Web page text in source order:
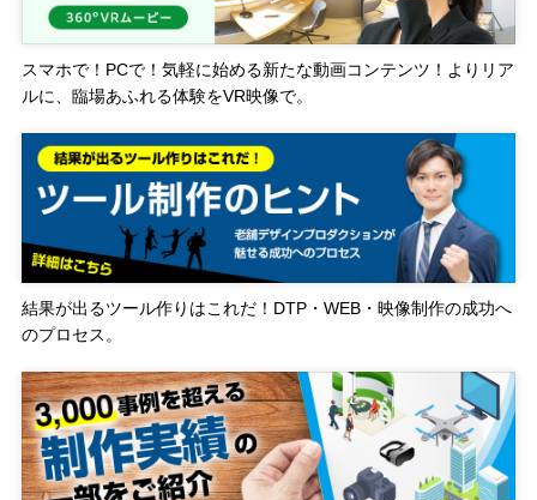
スマホで！PCで！気軽に始める新たな動画コンテンツ！よりリア
ルに、臨場あふれる体験をVR映像で。
結果が出るツール作りはこれだ！DTP・WEB・映像制作の成功へ
のプロセス。